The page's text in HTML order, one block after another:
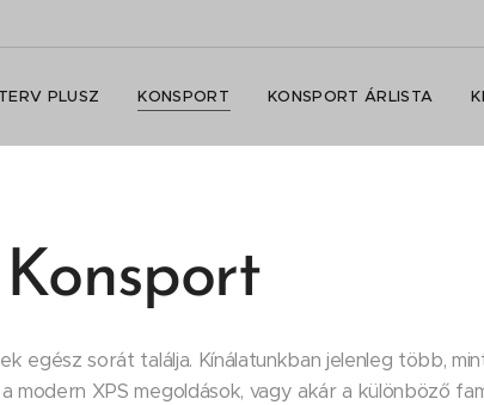
PLUSZ KONSPORT KONSPORT ÁRLISTA
Konsport
egész sorát találja. Kínálatunkban jelenleg több,
modern XPS megoldások, vagy akár a különböző